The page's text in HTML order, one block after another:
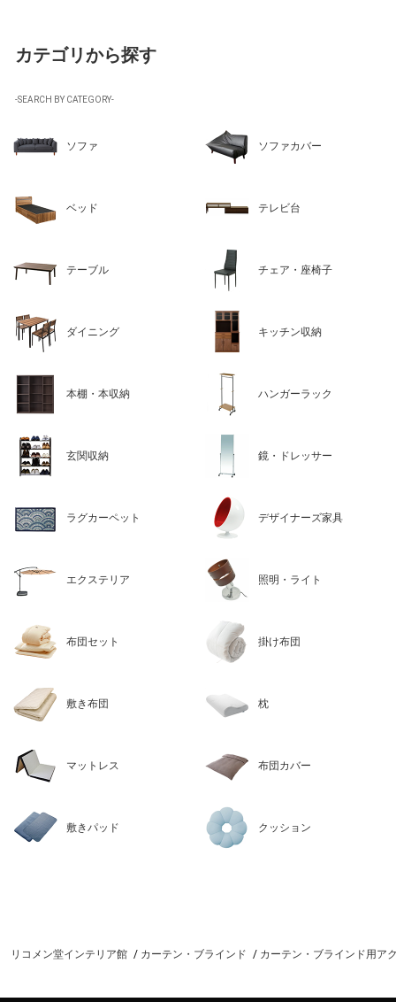
カテゴリから探す
-SEARCH BY CATEGORY-
ソファ ソファカバー
ベッド テレビ台
テーブル チェア・座椅子
ダイニング キッチン収納
本棚・本収納 ハンガーラック
玄関収納 鏡・ドレッサー
ラグカーペット デザイナーズ家具
エクステリア 照明・ライト
布団セット 掛け布団
敷き布団 枕
マットレス 布団カバー
敷きパッド クッション
リコメン堂インテリア館 カーテン・ブラインド カーテン・ブラインド用ア